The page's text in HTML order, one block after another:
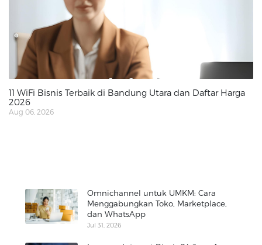
11 WiFi Bisnis Terbaik di Bandung Utara dan Daftar Harga
2026
Aug 06, 2026
Omnichannel untuk UMKM: Cara
Menggabungkan Toko, Marketplace,
dan WhatsApp
Jul 31, 2026